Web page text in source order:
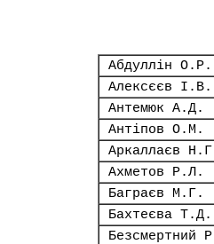
Абдуллін О.Р.
Алексєєв І.В.
Антемюк А.Д.
Антіпов О.М.
Аркаллаєв
Ахметов Р.Л.
Баграєв М.Г.
Бахтеєва Т.Д.
Безсмертний